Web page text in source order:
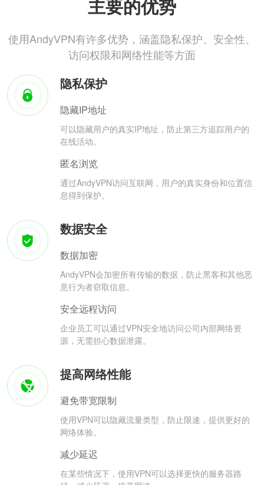
主要的优势
使用AndyVPN有许多优势，涵盖隐私保护、安全性、
访问权限和网络性能等方面
隐私保护
隐藏IP地址
可以隐藏用户的真实IP地址，防止第三方追踪用户的
在线活动。
匿名浏览
通过AndyVPN访问互联网，用户的真实身份和位置信
息得到保护。
数据安全
数据加密
AndyVPN会加密所有传输的数据，防止黑客和其他恶
意行为者窃取信息。
安全远程访问
企业员工可以通过VPN安全地访问公司内部网络资
源，无需担心数据泄露。
提高网络性能
避免带宽限制
使用VPN可以隐藏流量类型，防止限速，提供更好的
网络体验。
减少延迟
在某些情况下，使用VPN可以选择更快的服务器路